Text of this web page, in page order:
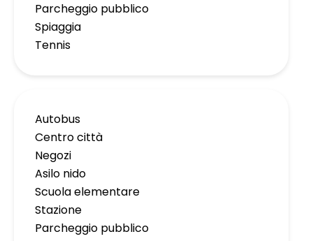
Parcheggio pubblico
Spiaggia
Tennis
Autobus
Centro città
Negozi
Asilo nido
Scuola elementare
Stazione
Parcheggio pubblico